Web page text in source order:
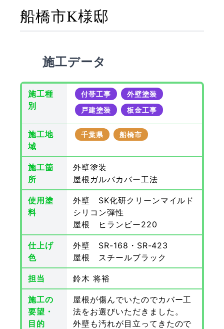
船橋市K様邸
施工データ
施工種
別
付帯工事
外壁塗装
戸建塗装
板金工事
施工地
域
千葉県 船橋市
施工箇
所
外壁塗装
屋根ガルバカバー工法
使用塗
料
外壁 SK化研クリーンマイルド
シリコン弾性
屋根 ヒランビー220
仕上げ
色
外壁 SR-168・SR-423
屋根 スチールブラック
担当 鈴木 将裕
施工の
要望・
目的
屋根が傷んでいたのでカバー工
法をお選びいただきました。
外壁も汚れが目立ってきたので